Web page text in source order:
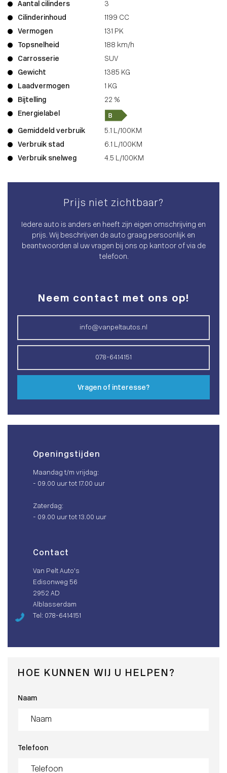
Aantal cilinders
3
Cilinderinhoud
1199 CC
Vermogen
131 PK
Topsnelheid
188 km/h
Carrosserie
SUV
Gewicht
1385 KG
Laadvermogen
1 KG
Bijtelling
22 %
Energielabel
Gemiddeld verbruik
5.1 L/100KM
Verbruik stad
6.1 L/100KM
Verbruik snelweg
4.5 L/100KM
Prijs niet zichtbaar?
Iedere auto is anders en heeft zijn eigen omschrijving en
prijs. Wij beschrijven de auto graag persoonlijk en
beantwoorden al uw vragen bij ons op kantoor of via de
telefoon.
Neem contact met ons op!
info@vanpeltautos.nl
078-6414151
Vragen of interesse?
Openingstijden
Maandag t/m vrijdag:
- 09.00 uur tot 17.00 uur
Zaterdag:
- 09.00 uur tot 13.00 uur
Contact
Van Pelt Auto’s
Edisonweg 56
2952 AD
Alblasserdam
Tel: 078-6414151
HOE KUNNEN WIJ U HELPEN?
Naam
Telefoon